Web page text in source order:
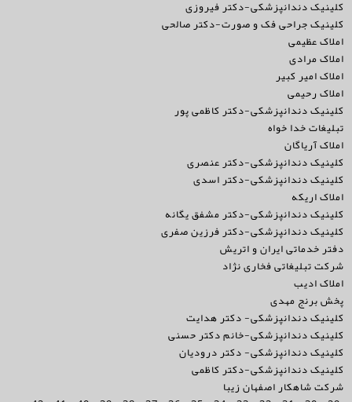
کلینیک دندانپزشکی-دکتر فیروزی
کلینیک جراحی فک و صورت-دکتر صالحی
املاک عظیمی
املاک مرادی
املاک امیر کبیر
املاک رحیمی
کلینیک دندانپزشکی-دکتر کاظمی پور
تبلیغات خدا خواه
املاک آریاگان
کلینیک دندانپزشکی-دکتر عنصری
کلینیک دندانپزشکی-دکتر اسدی
املاک اریکه
کلینیک دندانپزشکی-دکتر مشفق یگانه
کلینیک دندانپزشکی-دکتر فرزین صفری
دفتر خدماتی ایران و اتریش
شرکت تبلیغاتی فخاری نژاد
املاک ادیب
پخش برنج مهدی
کلینیک دندانپزشکی- دکتر هدایت
کلینیک دندانپزشکی-خانم دکتر حسنی
کلینیک دندانپزشکی- دکتر درودیان
کلینیک دندانپزشکی-دکتر کاظمی
شرکت شاهکار اصفهان زیبا